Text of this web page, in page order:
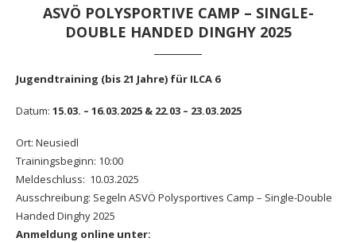
ASVÖ POLYSPORTIVE CAMP – SINGLE-
DOUBLE HANDED DINGHY 2025
Jugendtraining (bis 21 Jahre) für ILCA 6
Datum: 15.03. – 16.03.2025 & 22.03 – 23.03.2025
Ort: Neusiedl
Trainingsbeginn: 10:00
Meldeschluss: 10.03.2025
Ausschreibung: Segeln ASVÖ Polysportives Camp – Single-Double
Handed Dinghy 2025
Anmeldung online unter: